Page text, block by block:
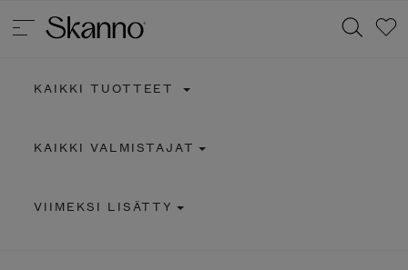
KAIKKI TUOTTEET
KAIKKI VALMISTAJAT
VIIMEKSI LISÄTTY